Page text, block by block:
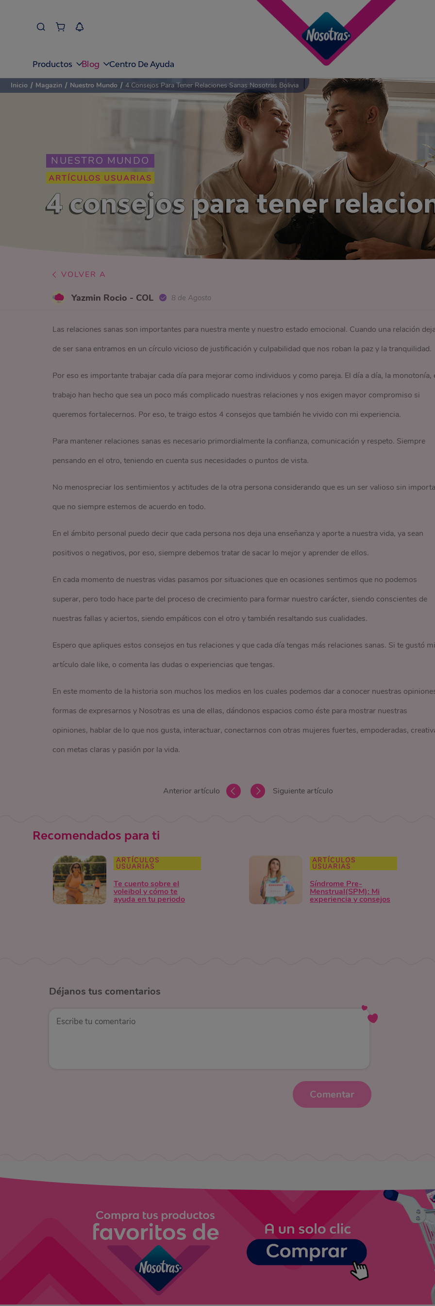
Productos Blog Centro De Ayuda
NUESTRO MUNDO
ARTÍCULOS USUARIAS
4 consejos para tener
Inicio / Magazin / Nuestro Mundo / 4 Consejos Para Tener Relaciones Sanas Nosotras Bolivia
VOLVER A
Yazmin Rocio - COL 8 de Agosto
Las relaciones sanas son importantes para nuestra mente y nuestro estado emocional. Cuando una relación
de ser sana entramos en un círculo vicioso de justificación y culpabilidad que nos roban la paz y la tranquilidad.
Por eso es importante trabajar cada día para mejorar como individuos y como pareja. El día a día, la monotonía,
trabajo han hecho que sea un poco más complicado nuestras relaciones y nos exigen mayor compromiso si
queremos fortalecernos. Por eso, te traigo estos 4 consejos que también he vivido con mi experiencia.
Para mantener relaciones sanas es necesario primordialmente la confianza, comunicación y respeto. Siempre
pensando en el otro, teniendo en cuenta sus necesidades o puntos de vista.
No menospreciar los sentimientos y actitudes de la otra persona considerando que es un ser valioso sin
que no siempre estemos de acuerdo en todo.
En el ámbito personal puedo decir que cada persona nos deja una enseñanza y aporte a nuestra vida, ya sean
positivos o negativos, por eso, siempre debemos tratar de sacar lo mejor y aprender de ellos.
En cada momento de nuestras vidas pasamos por situaciones que en ocasiones sentimos que no podemos
superar, pero todo hace parte del proceso de crecimiento para formar nuestro carácter, siendo conscientes de
nuestras fallas y aciertos, siendo empáticos con el otro y también resaltando sus cualidades.
Espero que apliques estos consejos en tus relaciones y que cada día tengas más relaciones sanas. Si te gustó mi
artículo dale like, o comenta las dudas o experiencias que tengas.
En este momento de la historia son muchos los medios en los cuales podemos dar a conocer nuestras
formas de expresarnos y Nosotras es una de ellas, dándonos espacios como éste para mostrar nuestras
opiniones, hablar de lo que nos gusta, interactuar, conectarnos con otras mujeres fuertes, empoderadas,
con metas claras y pasión por la vida.
Anterior artículo Siguiente artículo
Recomendados para ti
ARTÍCULOS
USUARIAS
Te cuento sobre el
voleibol y cómo te
ayuda en tu periodo
ARTÍCULOS
USUARIAS
Síndrome Pre-
Menstrual(SPM): Mi
experiencia y consejos
Déjanos tus comentarios
Comentar